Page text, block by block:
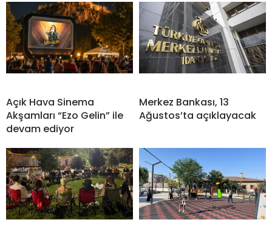
Açık Hava Sinema
Akşamları “Ezo Gelin” ile
devam ediyor
Merkez Bankası, 13
Ağustos’ta açıklayacak